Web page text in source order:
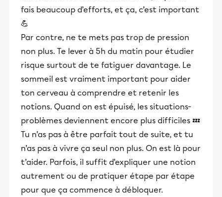
fais beaucoup d’efforts, et ça, c’est important
💪
Par contre, ne te mets pas trop de pression
non plus. Te lever à 5h du matin pour étudier
risque surtout de te fatiguer davantage. Le
sommeil est vraiment important pour aider
ton cerveau à comprendre et retenir les
notions. Quand on est épuisé, les situations-
problèmes deviennent encore plus difficiles 💤
Tu n’as pas à être parfait tout de suite, et tu
n’as pas à vivre ça seul non plus. On est là pour
t’aider. Parfois, il suffit d’expliquer une notion
autrement ou de pratiquer étape par étape
pour que ça commence à débloquer.